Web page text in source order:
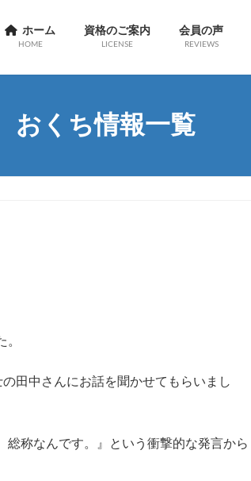
ホーム
HOME
資格のご案内
LICENSE
会員の声
REVIEWS
おくち情報一覧
田中さんにお話を聞かせてもらいまし
称なんです。』という衝撃的な発言から